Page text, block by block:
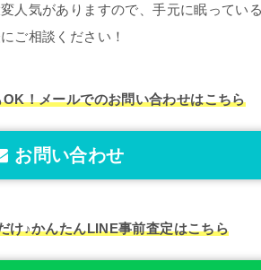
人気がありますので、手元に眠ってい
ご相談ください！
OK！メールでのお問い合わせはこちら
お問い合わせ
け♪かんたんLINE事前査定はこちら